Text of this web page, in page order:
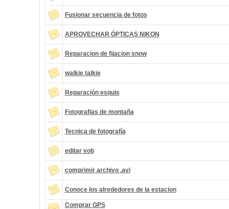
Fusionar secuencia de fotos
APROVECHAR ÓPTICAS NIKON
Reparacion de fijacion snow
walkie talkie
Reparación esquis
Fotografias de montaña
Tecnica de fotografía
editar vob
comprimir archivo .avi
Conoce los alrededores de la estacion
Comprar GPS